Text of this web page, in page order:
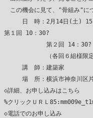
この機会に見て、"骨組み"に
日　時：2月14日(土)
第１回 10：30?
第２回 14：30?
（各回６組様限定
講　師：建築家
場　所：横浜市神奈川
◇詳細、お申し込みはこちら
%クリックＵＲＬ
◇電話でのお申し込み